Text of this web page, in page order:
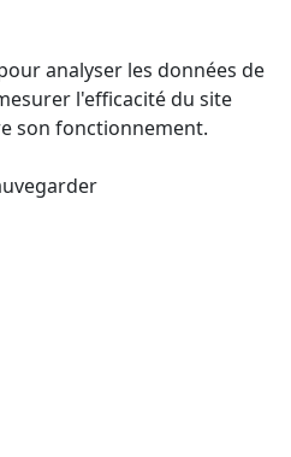
analyser les données de
l'efficacité du site
son fonctionnement.